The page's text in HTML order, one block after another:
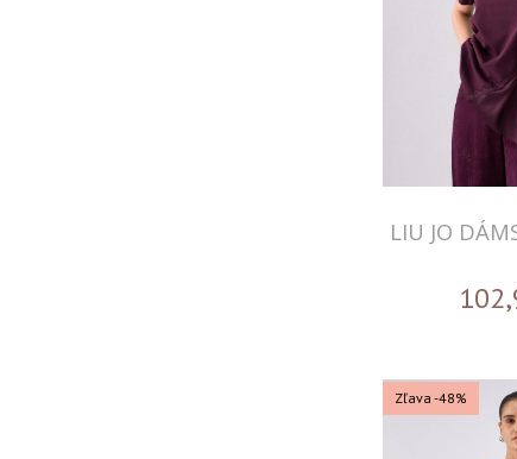
LIU JO
Zľava -48%